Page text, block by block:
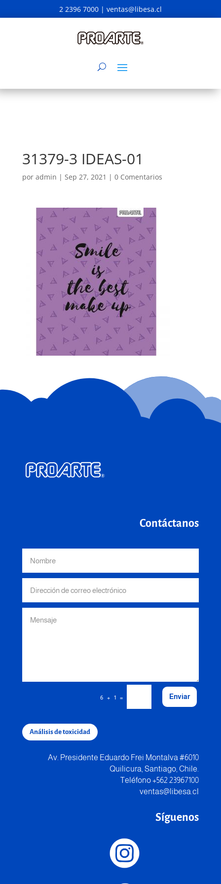
2 2396 7000 | ventas@libesa.cl
31379-3 IDEAS-01
por admin | Sep 27, 2021 | 0 Comentarios
Contáctanos
6 + 1 = Enviar
Análisis de toxicidad
Av. Presidente Eduardo Frei Montalva #6010
Quilicura, Santiago, Chile.
Teléfono +562 23967100
ventas@libesa.cl
Síguenos